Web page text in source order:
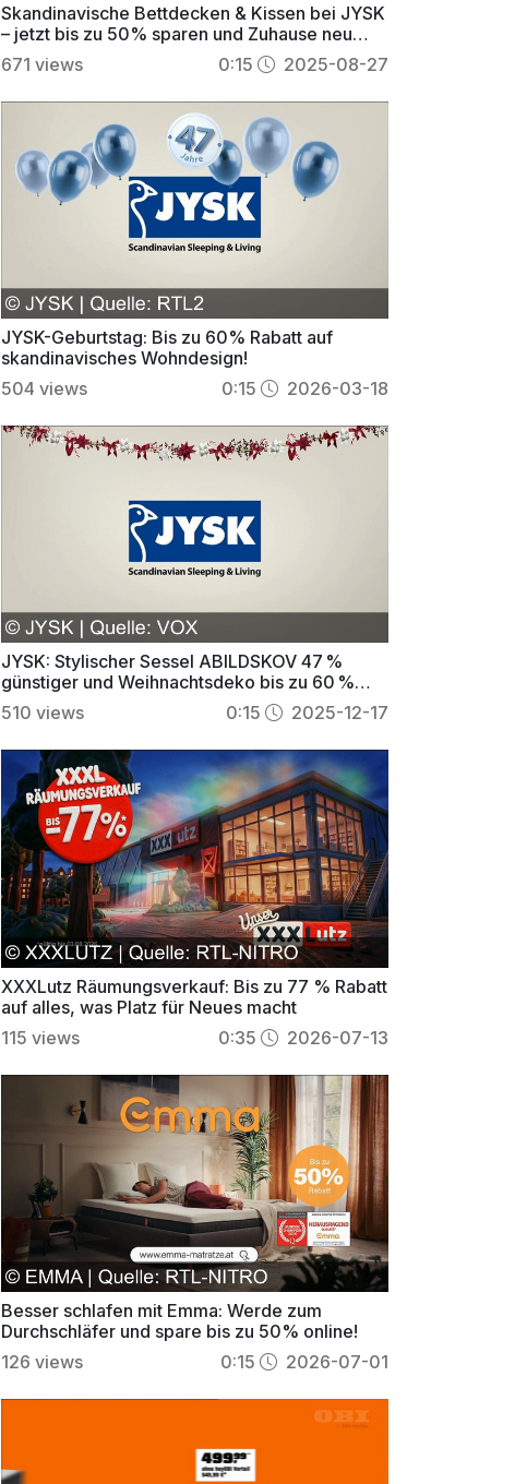
Skandinavische Bettdecken & Kissen bei JYSK
– jetzt bis zu 50% sparen und Zuhause neu
gestalten
671 views 0:15 2025-08-27
JYSK-Geburtstag: Bis zu 60% Rabatt auf
skandinavisches Wohndesign!
504 views 0:15 2026-03-18
JYSK: Stylischer Sessel ABILDSKOV 47 %
günstiger und Weihnachtsdeko bis zu 60 %
reduziert
510 views 0:15 2025-12-17
XXXLutz Räumungsverkauf: Bis zu 77 % Rabatt
auf alles, was Platz für Neues macht
115 views 0:35 2026-07-13
Besser schlafen mit Emma: Werde zum
Durchschläfer und spare bis zu 50% online!
126 views 0:15 2026-07-01